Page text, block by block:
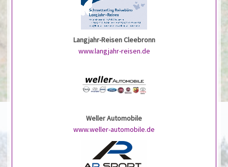
Langjahr-Reisen Cleebronn
www.langjahr-reisen.de
Weller Automobile
www.weller-automobile.de